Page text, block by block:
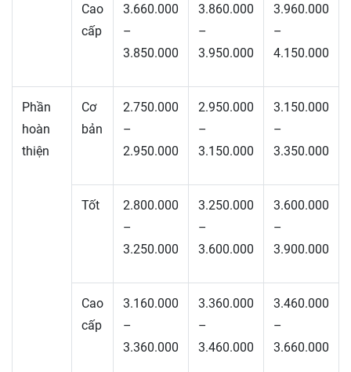
Cao
cấp
3.660.000
–
3.850.000
3.860.000
–
3.950.000
3.960.000
–
4.150.000
Phần
hoàn
thiện
Cơ
bản
2.750.000
–
2.950.000
2.950.000
–
3.150.000
3.150.000
–
3.350.000
Tốt
2.800.000
–
3.250.000
3.250.000
–
3.600.000
3.600.000
–
3.900.000
Cao
cấp
3.160.000
–
3.360.000
3.360.000
–
3.460.000
3.460.000
–
3.660.000